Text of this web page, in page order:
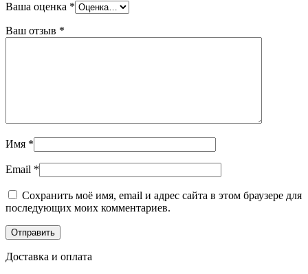
Ваша оценка *
Ваш отзыв *
Имя *
Email *
Сохранить моё имя, email и адрес сайта в этом браузере для
последующих моих комментариев.
Доставка и оплата